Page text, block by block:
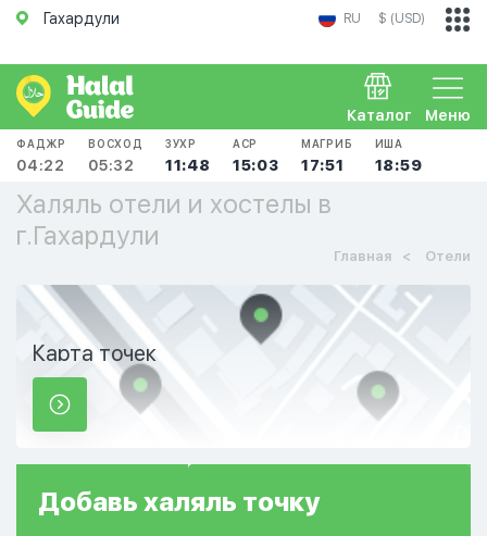
Гахардули RU $ (USD)
Меню
Каталог
ФАДЖР
04:22
ВОСХОД
05:32
ЗУХР
11:48
АСР
15:03
МАГРИБ
17:51
ИША
18:59
Халяль отели и хостелы в
г.Гахардули
Главная Отели
Карта точек
Добавь халяль точку